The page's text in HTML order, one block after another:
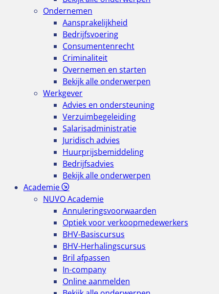
Ondernemen
Aansprakelijkheid
Bedrijfsvoering
Consumentenrecht
Criminaliteit
Overnemen en starten
Bekijk alle onderwerpen
Werkgever
Advies en ondersteuning
Verzuimbegeleiding
Salarisadministratie
Juridisch advies
Huurprijsbemiddeling
Bedrijfsadvies
Bekijk alle onderwerpen
Academie
NUVO Academie
Annuleringsvoorwaarden
Optiek voor verkoopmedewerkers
BHV-Basiscursus
BHV-Herhalingscursus
Bril afpassen
In-company
Online aanmelden